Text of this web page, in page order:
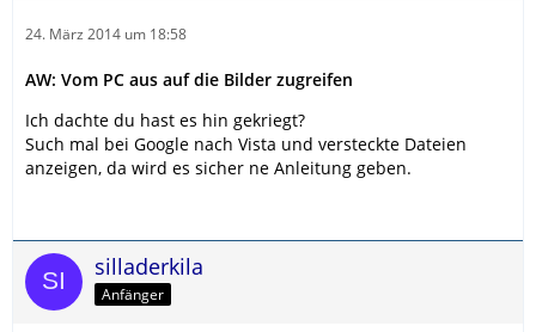
24. März 2014 um 18:58
AW: Vom PC aus auf die Bilder zugreifen
Ich dachte du hast es hin gekriegt?
Such mal bei Google nach Vista und versteckte Dateien
anzeigen, da wird es sicher ne Anleitung geben.
silladerkila
Anfänger